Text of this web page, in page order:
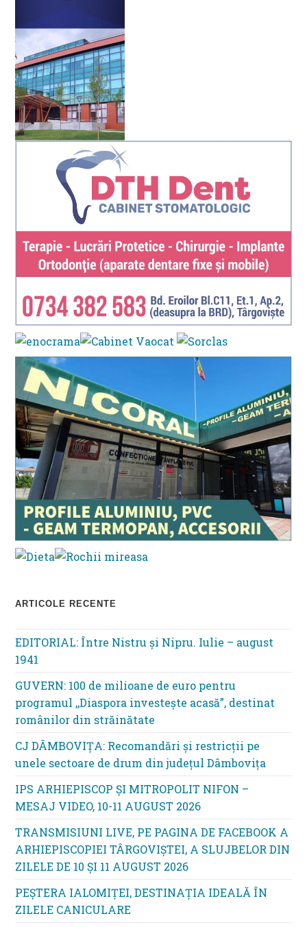
ARTICOLE RECENTE
EDITORIAL: Între Nistru şi Nipru. Iulie – august
1941
GUVERN: 100 de milioane de euro pentru
programul ,,Diaspora investește acasă”, destinat
românilor din străinătate
CJ DÂMBOVIȚA: Recomandări și restricții pe
unele sectoare de drum din județul Dâmbovița
IPS ARHIEPISCOP ȘI MITROPOLIT NIFON –
MESAJ VIDEO, 10-11 AUGUST 2026
TRANSMISIUNI LIVE, PE PAGINA DE FACEBOOK A
ARHIEPISCOPIEI TÂRGOVIȘTEI, A SLUJBELOR DIN
ZILELE DE 10 ȘI 11 AUGUST 2026
PEȘTERA IALOMIȚEI, DESTINAȚIA IDEALĂ ÎN
ZILELE CANICULARE